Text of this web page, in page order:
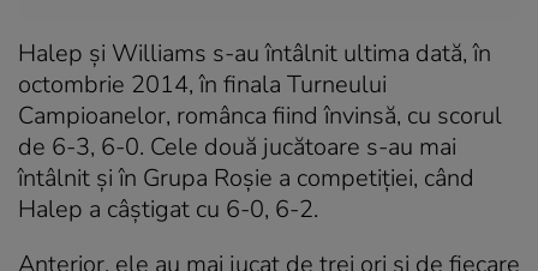
Halep şi Williams s-au întâlnit ultima dată, în
octombrie 2014, în finala Turneului
Campioanelor, românca fiind învinsă, cu scorul
de 6-3, 6-0. Cele două jucătoare s-au mai
întâlnit şi în Grupa Roşie a competiţiei, când
Halep a câştigat cu 6-0, 6-2.